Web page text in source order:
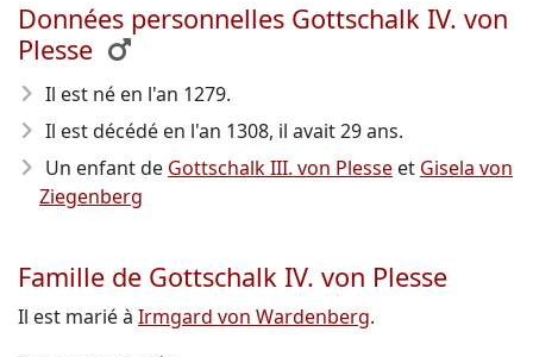
Données personnelles Gottschalk IV. von
Plesse
Il est né en l'an 1279.
Il est décédé en l'an 1308, il avait 29 ans.
Un enfant de Gottschalk III. von Plesse et Gisela von
Ziegenberg
Famille de Gottschalk IV. von Plesse
Il est marié à Irmgard von Wardenberg.